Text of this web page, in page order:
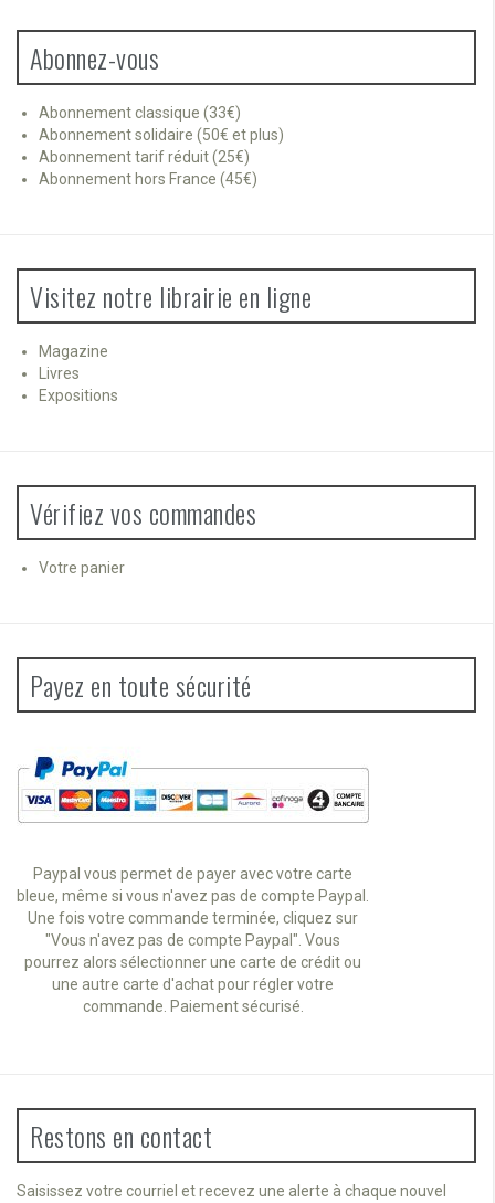
Abonnez-vous
Abonnement classique (33€)
Abonnement solidaire (50€ et plus)
Abonnement tarif réduit (25€)
Abonnement hors France (45€)
Visitez notre librairie en ligne
Magazine
Livres
Expositions
Vérifiez vos commandes
Votre panier
Payez en toute sécurité
Paypal vous permet de payer avec votre carte
bleue, même si vous n'avez pas de compte Paypal.
Une fois votre commande terminée, cliquez sur
"Vous n'avez pas de compte Paypal". Vous
pourrez alors sélectionner une carte de crédit ou
une autre carte d'achat pour régler votre
commande. Paiement sécurisé.
Restons en contact
Saisissez votre courriel et recevez une alerte à chaque nouvel